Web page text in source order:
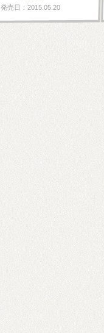
発売日：2015.05.20